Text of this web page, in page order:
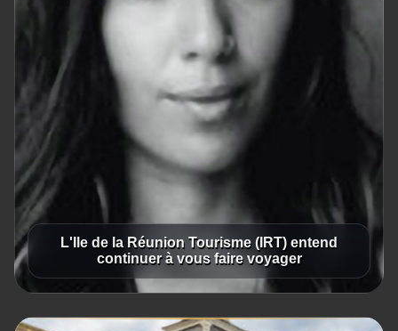
L'Ile de la Réunion Tourisme (IRT) entend
continuer à vous faire voyager